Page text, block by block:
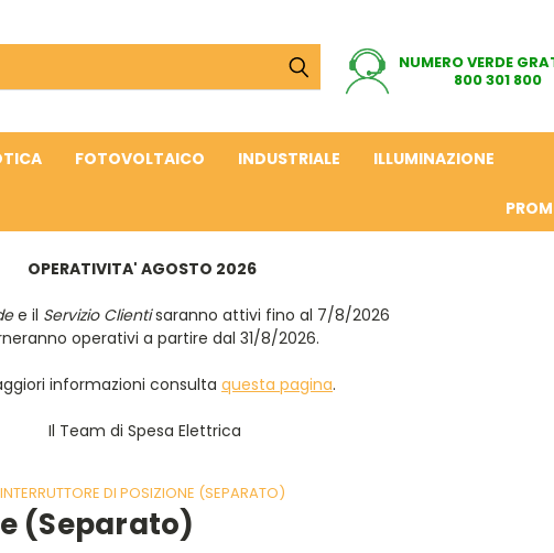
NUMERO VERDE
800 301 800
FOTOVOLTAICO INDUSTRIALE ILLUMINAZIONE
OPERATIVITA' AGOSTO 2026
e il Servizio Clientisaranno attivi fino al 7/8/2026
operativi a partire dal 31/8/2026.
informazioni consulta questa pagina.
Il Team di Spesa Elettrica
DI POSIZIONE (SEPARATO)
(separato)